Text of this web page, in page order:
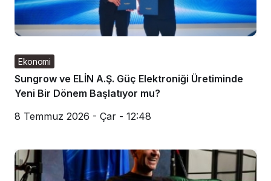
Ekonomi
Sungrow ve ELİN A.Ş. Güç Elektroniği Üretiminde
Yeni Bir Dönem Başlatıyor mu?
8 Temmuz 2026 - Çar - 12:48